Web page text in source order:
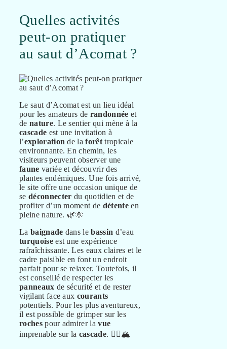
Quelles activités
peut-on pratiquer
au saut d’Acomat ?
Le saut d’Acomat est un lieu idéal
pour les amateurs de randonnée et
de nature. Le sentier qui mène à la
cascade est une invitation à
l’exploration de laforêt tropicale
environnante. En chemin, les
visiteurs peuvent observer une
faune variée et découvrir des
plantes endémiques. Une fois arrivé,
le site offre une occasion unique de
se déconnecter du quotidien et de
profiter d’un moment de détenteen
pleine nature. 🌿🌞
La baignade dans lebassin d’eau
turquoiseest une expérience
rafraîchissante. Les eaux claires et le
cadre paisible en font un endroit
parfait pour se relaxer. Toutefois, il
est conseillé de respecter les
panneaux de sécurité et de rester
vigilant face aux courants
potentiels. Pour les plus aventureux,
il est possible de grimper sur les
rochespour admirer lavue
imprenable sur la cascade. 🏊‍♂️🏔️